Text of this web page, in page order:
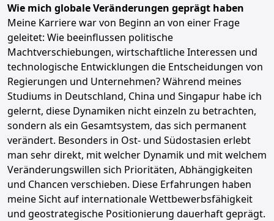
Wie mich globale Veränderungen geprägt haben
Meine Karriere war von Beginn an von einer Frage
geleitet: Wie beeinflussen politische
Machtverschiebungen, wirtschaftliche Interessen und
technologische Entwicklungen die Entscheidungen von
Regierungen und Unternehmen? Während meines
Studiums in Deutschland, China und Singapur habe ich
gelernt, diese Dynamiken nicht einzeln zu betrachten,
sondern als ein Gesamtsystem, das sich permanent
verändert. Besonders in Ost- und Südostasien erlebt
man sehr direkt, mit welcher Dynamik und mit welchem
Veränderungswillen sich Prioritäten, Abhängigkeiten
und Chancen verschieben. Diese Erfahrungen haben
meine Sicht auf internationale Wettbewerbsfähigkeit
und geostrategische Positionierung dauerhaft geprägt.